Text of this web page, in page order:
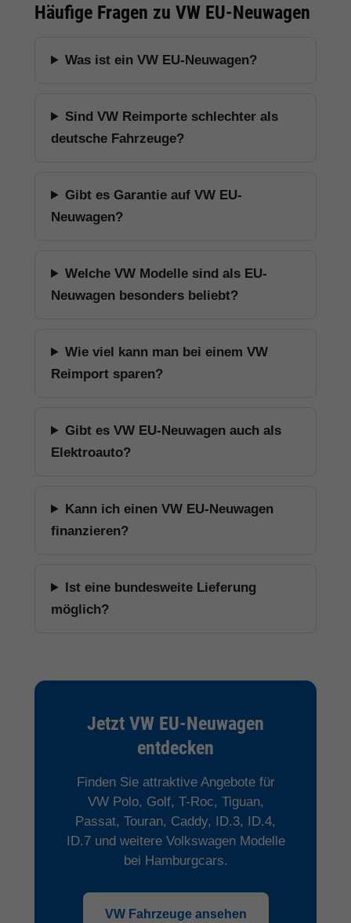
Häufige Fragen zu VW EU-Neuwagen
Was ist ein VW EU-Neuwagen?
Sind VW Reimporte schlechter als
deutsche Fahrzeuge?
Gibt es Garantie auf VW EU-
Neuwagen?
Welche VW Modelle sind als EU-
Neuwagen besonders beliebt?
Wie viel kann man bei einem VW
Reimport sparen?
Gibt es VW EU-Neuwagen auch als
Elektroauto?
Kann ich einen VW EU-Neuwagen
finanzieren?
Ist eine bundesweite Lieferung
möglich?
Jetzt VW EU-Neuwagen
entdecken
Finden Sie attraktive Angebote für
VW Polo, Golf, T-Roc, Tiguan,
Passat, Touran, Caddy, ID.3, ID.4,
ID.7 und weitere Volkswagen Modelle
bei Hamburgcars.
VW Fahrzeuge ansehen